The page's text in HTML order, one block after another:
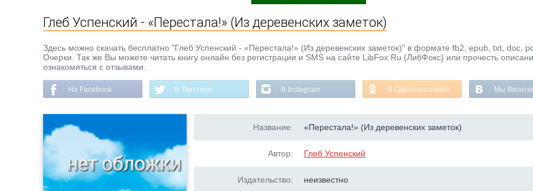
Глеб Успенский - «Перестала!» (Из деревенских заметок)
Здесь можно скачать бесплатно "Глеб Успенский - «Перестала!» (Из деревенских заметок)" в формате fb2, epub, txt, doc,
Очерки. Так же Вы можете читать книгу онлайн без регистрации и SMS на сайте LibFox.Ru (ЛибФокс) или прочесть
ознакомиться с отзывами.
На Facebook В Твиттере В Instagram В Одноклассниках Мы
Название: «Перестала!» (Из деревенских заметок)
Автор: Глеб Успенский
Издательство: неизвестно